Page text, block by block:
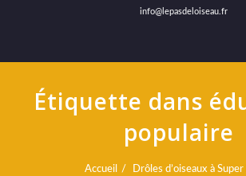
info@lepasdeloiseau.fr
Étiquette dans
populaire
Accueil Drôles d’oiseaux à